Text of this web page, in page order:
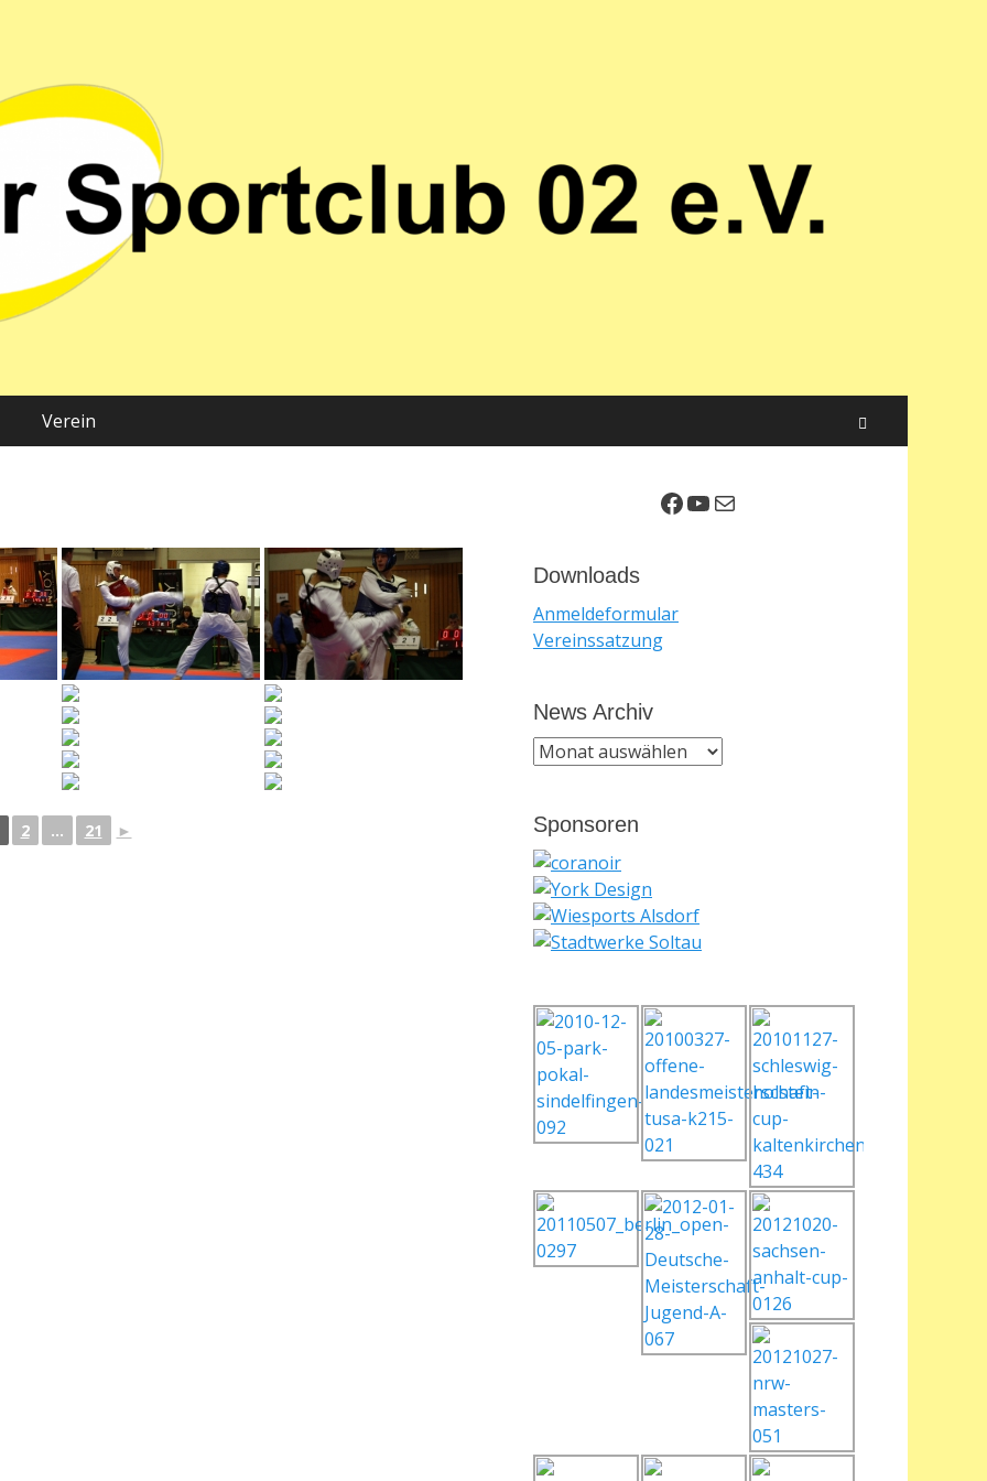
Verein
2 ... 21 ►
Facebook
YouTube
E-Mail
Downloads
Anmeldeformular
Vereinssatzung
News Archiv
News
Sponsoren